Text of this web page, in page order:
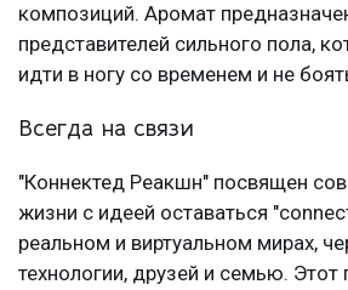
композиций. Аромат
представителей сильного пола,
идти в ногу со временем и не
Всегда на связи
"Коннектед Реакшн" посвящен
жизни с идеей оставаться
реальном и виртуальном мирах,
технологии, друзей и семью.